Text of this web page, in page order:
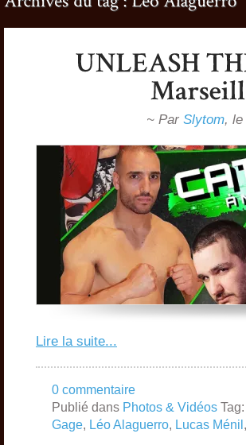
~ Par Slytom, le
Lire la suite...
0 commentaire
Publié dans Photos & Vidéos Tag:
Gage, Léo Alaguerro, Lucas Ménil ,